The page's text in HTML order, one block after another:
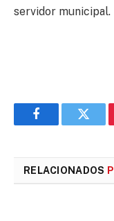
servidor municipal.
Facebook
RELACIONADOS